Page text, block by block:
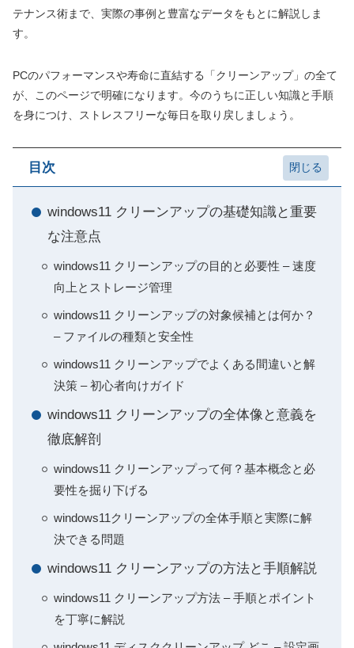
テナンス術まで、実際の事例と豊富なデータをもとに解説しま
す。
PCのパフォーマンスや寿命に直結する「クリーンアップ」の全て
が、このページで明確になります。今のうちに正しい知識と手順
を身につけ、ストレスフリーな毎日を取り戻しましょう。
目次
windows11 クリーンアップの基礎知識と重要
な注意点
windows11 クリーンアップの目的と必要性 – 速度
向上とストレージ管理
windows11 クリーンアップの対象候補とは何か？
– ファイルの種類と安全性
windows11 クリーンアップでよくある間違いと解
決策 – 初心者向けガイド
windows11 クリーンアップの全体像と意義を
徹底解剖
windows11 クリーンアップって何？基本概念と必
要性を掘り下げる
windows11クリーンアップの全体手順と実際に解
決できる問題
windows11 クリーンアップの方法と手順解説
windows11 クリーンアップ方法 – 手順とポイント
を丁寧に解説